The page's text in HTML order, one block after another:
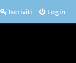
Login
Iscriviti